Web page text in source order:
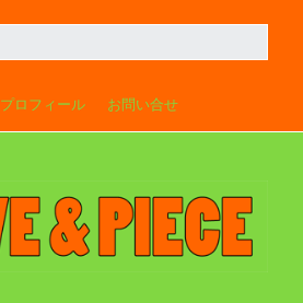
プロフィール お問い合せ